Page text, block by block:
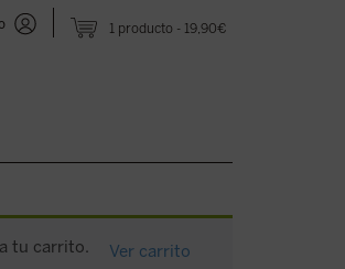
1 producto 19,90€
tu carrito. Ver carrito